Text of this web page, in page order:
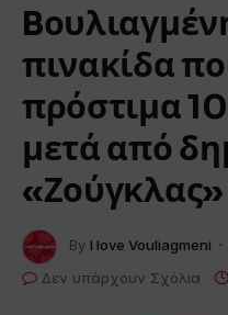
πινακίδα
πρόστιμα
μετά από
«Ζούγκλας»
By I love Vouliagmeni
Δεν υπάρχουν Σχόλια